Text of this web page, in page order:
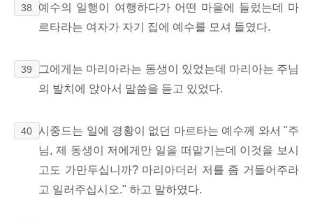
38
예수의 일행이 여행하다가 어떤 마을에 들렀는데 마
르타라는 여자가 자기 집에 예수를 모셔 들였다.
39
그에게는 마리아라는 동생이 있었는데 마리아는 주님
의 발치에 앉아서 말씀을 듣고 있었다.
40 시중드는 일에 경황이 없던 마르타는 예수께 와서 "주
님, 제 동생이 저에게만 일을 떠맡기는데 이것을 보시
고도 가만두십니까? 마리아더러 저를 좀 거들어주라
고 일러주십시오." 하고 말하였다.